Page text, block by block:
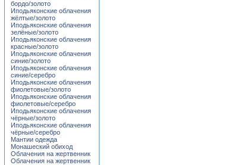
бордо/золото
Иподьяконские облачения
жёлтые/золото
Иподьяконские облачения
зелёные/золото
Иподьяконские облачения
красные/золото
Иподьяконские облачения
синие/золото
Иподьяконские облачения
синие/серебро
Иподьяконские облачения
фиолетовые/золото
Иподьяконские облачения
фиолетовые/серебро
Иподьяконские облачения
чёрные/золото
Иподьяконские облачения
чёрные/серебро
Мантии одежда
Монашеский обиход
Облачения на жертвенник
Облачения на жертвенник